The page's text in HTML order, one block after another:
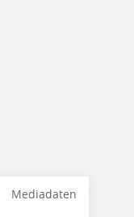
Mediadaten